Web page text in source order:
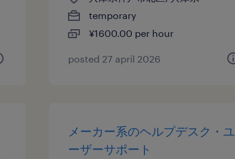
temporary
¥1600.00 per hour
posted 27 april 2026
メーカー系のヘルプデスク・ユ
ーザーサポート